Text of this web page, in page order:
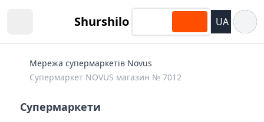
Shurshilo UA
Мережа супермаркетів Novus
Супермаркет NOVUS магазин № 7012
Супермаркети